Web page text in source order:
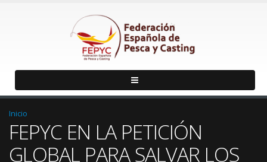
Inicio
FEPYC EN LA PETICIÓN
GLOBAL PARA SALVAR LOS